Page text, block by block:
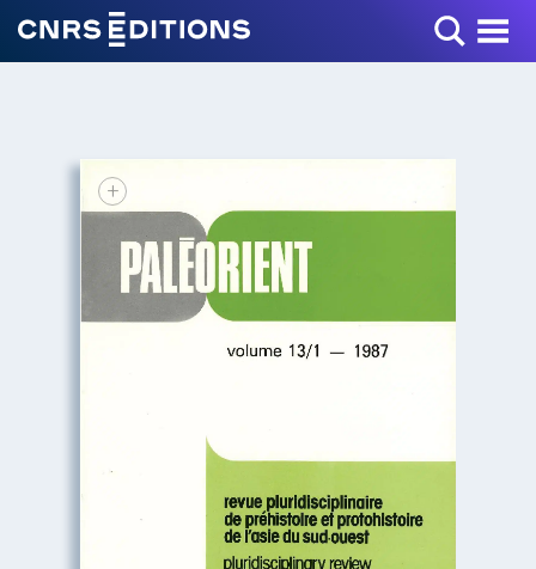
Toggle Menu
+